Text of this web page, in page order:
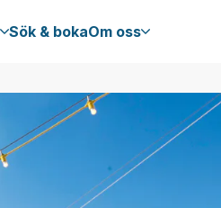
Sök & bokaOm oss